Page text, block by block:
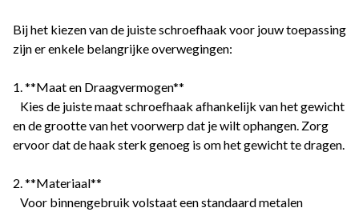
Bij het kiezen van de juiste schroefhaak voor jouw toepassing
zijn er enkele belangrijke overwegingen:
1. **Maat en Draagvermogen**
Kies de juiste maat schroefhaak afhankelijk van het gewicht
en de grootte van het voorwerp dat je wilt ophangen. Zorg
ervoor dat de haak sterk genoeg is om het gewicht te dragen.
2. **Materiaal**
Voor binnengebruik volstaat een standaard metalen